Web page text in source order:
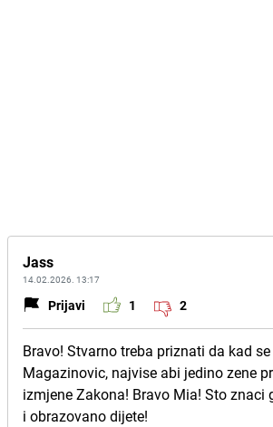
Jass
14.02.2026. 13:17
Prijavi 1 2
Bravo! Stvarno treba priznati da kad
Magazinovic, najvise abi jedino zene
izmjene Zakona! Bravo Mia! Sto znaci
i obrazovano dijete!